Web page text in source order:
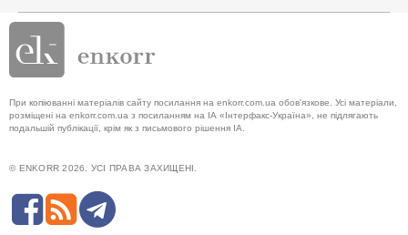
При копіюванні матеріалів сайту посилання на enkorr.com.ua обов'язкове. Усі матеріали,
розміщені на enkorr.com.ua з посиланням на ІА «Інтерфакс-Україна», не підлягають
подальшій публікації, крім як з письмового рішення ІА.
© ENKORR 2026. УСІ ПРАВА ЗАХИЩЕНІ.